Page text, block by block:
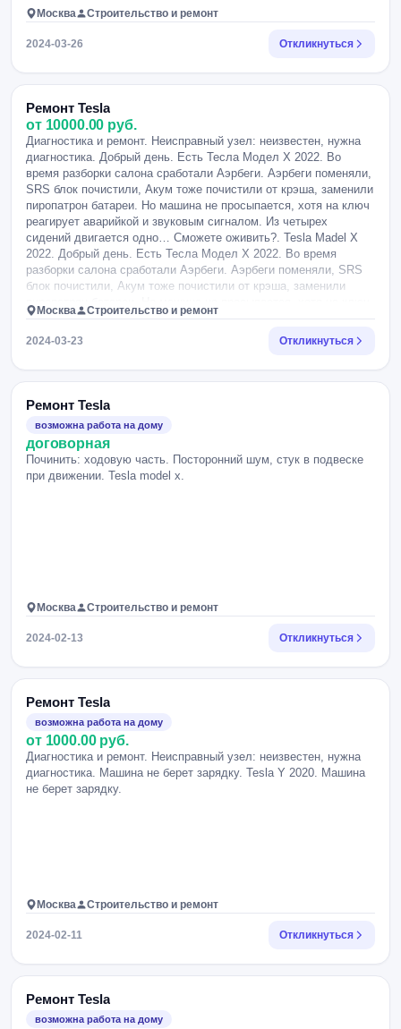
Москва Строительство и ремонт
2024-03-26 Откликнуться
Ремонт Tesla
от 10000.00 руб.
Диагностика и ремонт. Неисправный узел: неизвестен, нужна
диагностика. Добрый день. Есть Тесла Модел Х 2022. Во
время разборки салона сработали Аэрбеги. Аэрбеги поменяли,
SRS блок почистили, Акум тоже почистили от крэша, заменили
пиропатрон батареи. Но машина не просыпается, хотя на ключ
реагирует аварийкой и звуковым сигналом. Из четырех
сидений двигается одно… Сможете оживить?. Tesla Madel X
2022. Добрый день. Есть Тесла Модел Х 2022. Во время
разборки салона сработали Аэрбеги. Аэрбеги поменяли, SRS
блок почистили, Акум тоже почистили от крэша, заменили
пиропатрон батареи. Но машина не просыпается, хотя на ключ
реагирует аварийкой и звуковым сигналом. Из четырех
сидений двигается одно… Сможете оживить?.
Москва Строительство и ремонт
2024-03-23 Откликнуться
Ремонт Tesla
возможна работа на дому
договорная
Починить: ходовую часть. Посторонний шум, стук в подвеске
при движении. Tesla model x.
Москва Строительство и ремонт
2024-02-13 Откликнуться
Ремонт Tesla
возможна работа на дому
от 1000.00 руб.
Диагностика и ремонт. Неисправный узел: неизвестен, нужна
диагностика. Машина не берет зарядку. Tesla Y 2020. Машина
не берет зарядку.
Москва Строительство и ремонт
2024-02-11 Откликнуться
Ремонт Tesla
возможна работа на дому